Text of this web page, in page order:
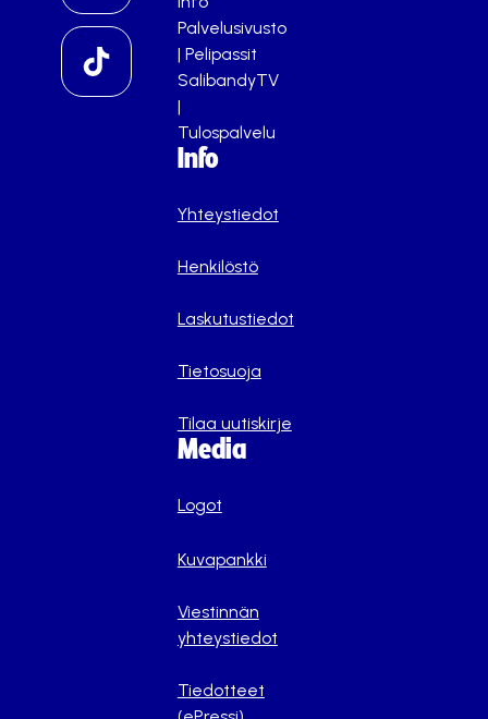
Palvelusivusto
| Pelipassit
SalibandyTV
|
Tulospalvelu
Info
Yhteystiedot
Henkilöstö
Laskutustiedot
Tietosuoja
Tilaa uutiskirje
Media
Logot
Kuvapankki
Viestinnän
yhteystiedot
Tiedotteet